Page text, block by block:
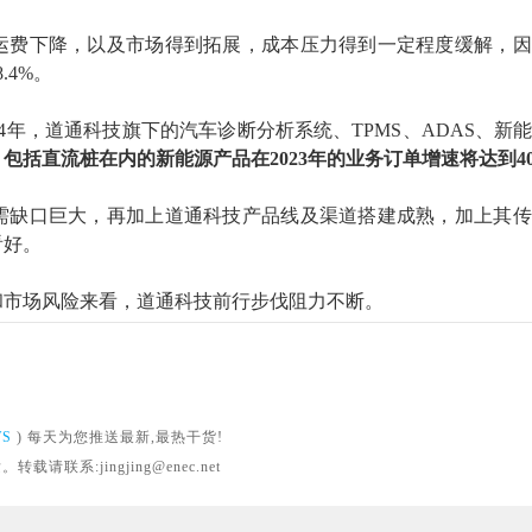
下降，以及市场得到拓展，成本压力得到一定程度缓解，
。
年，道通科技旗下的汽车诊断分析系统、TPMS、ADAS、新
包括直流桩在内的新能源产品在2023年的业务订单增速将达到
口巨大，再加上道通科技产品线及渠道搭建成熟，加上其
。
场风险来看，道通科技前行步伐阻力不断。
) 每天为您推送最新,最热干货!
转载请联系:jingjing@enec.net